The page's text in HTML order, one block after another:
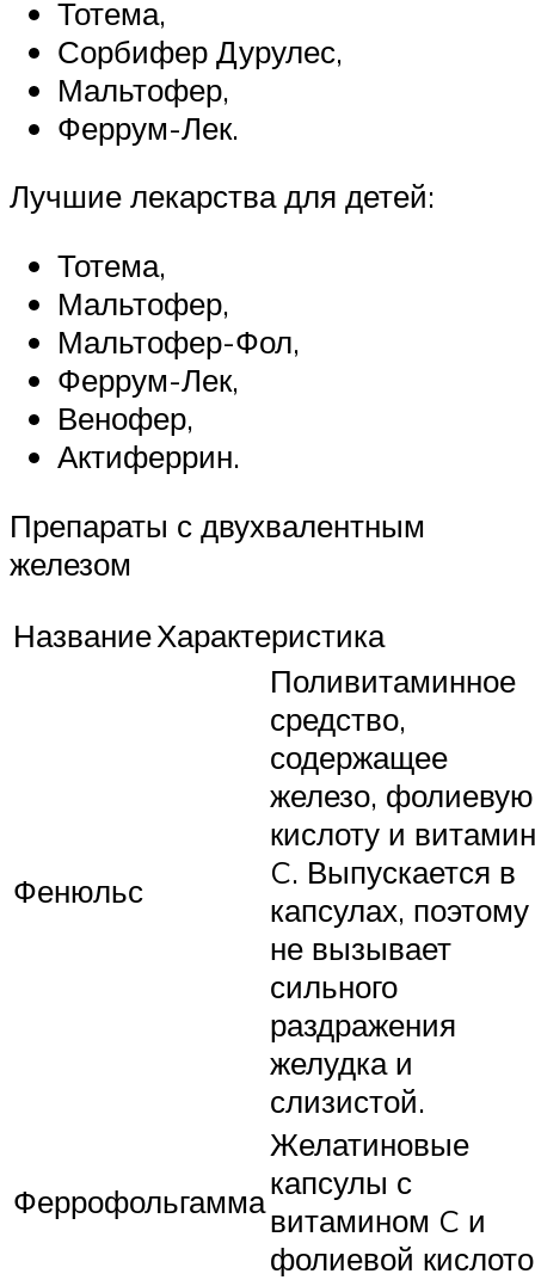
Тотема,
Сорбифер Дурулес,
Мальтофер,
Феррум-Лек.
Лучшие лекарства для детей:
Тотема,
Мальтофер,
Мальтофер-Фол,
Феррум-Лек,
Венофер,
Актиферрин.
Препараты с двухвалентным
железом
НазваниеХарактеристика
Фенюльс
Поливитаминное
средство,
содержащее
железо, фолиевую
кислоту и витамин
C. Выпускается в
капсулах, поэтому
не вызывает
сильного
раздражения
желудка и
слизистой.
Феррофольгамма
Желатиновые
капсулы с
витамином C и
фолиевой